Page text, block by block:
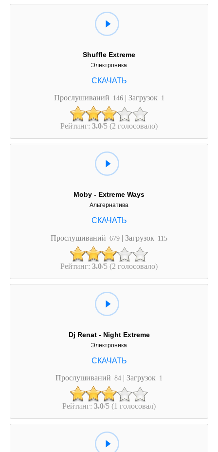
Shuffle Extreme
Электроника
Прослушиваний 146 | Загрузок 1
Рейтинг: 3.0/5 (2 голосовало)
Moby - Extreme Ways
Альтернатива
Прослушиваний 679 | Загрузок 115
Рейтинг: 3.0/5 (2 голосовало)
Dj Renat - Night Extreme
Электроника
Прослушиваний 84 | Загрузок 1
Рейтинг: 3.0/5 (1 голосовал)